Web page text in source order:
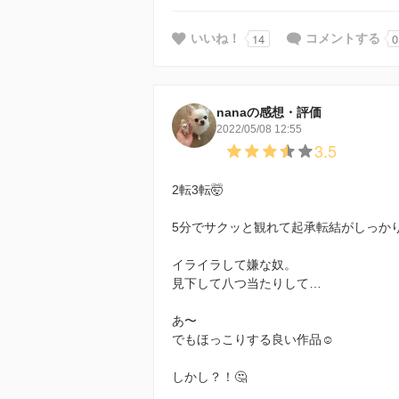
いいね！ 14 コメントする 0
nanaの感想・評価
2022/05/08 12:55
3.5
2転3転🤯
5分でサクッと観れて起承転結がしっか
イライラして嫌な奴。
見下して八つ当たりして…
あ〜
でもほっこりする良い作品☺️
しかし？！🤔